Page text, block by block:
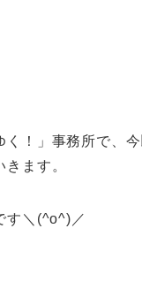
く！」事務所で、
ます。
す＼(^o^)／